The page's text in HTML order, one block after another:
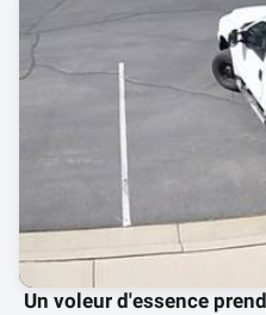
Un voleur d'essence